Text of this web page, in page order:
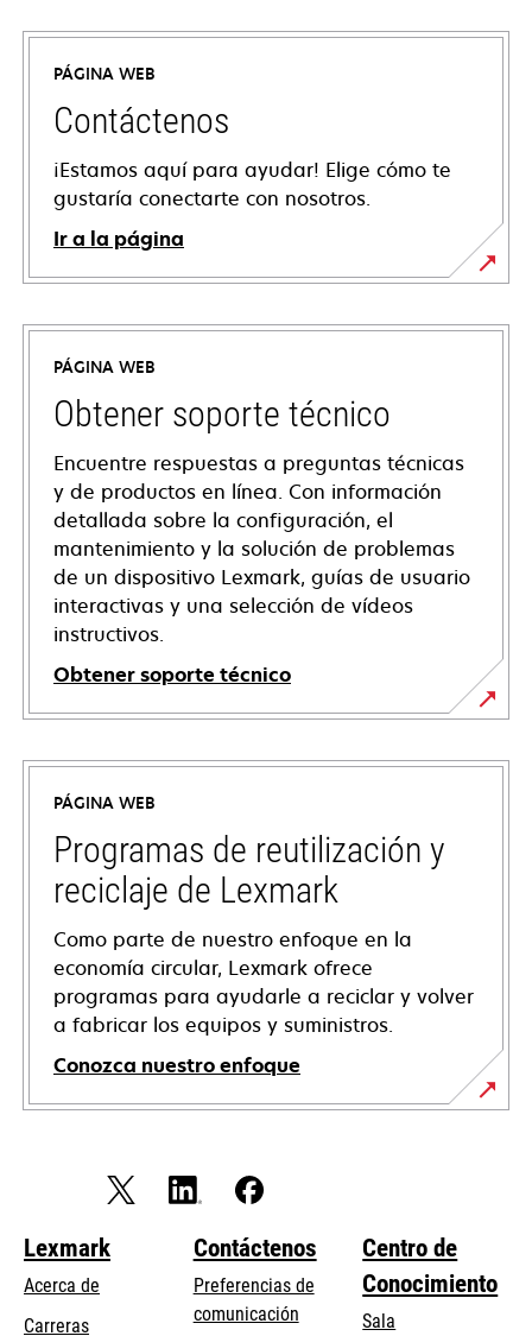
PÁGINA WEB
Contáctenos
¡Estamos aquí para ayudar! Elige cómo te
gustaría conectarte con nosotros.
Ir a la página
PÁGINA WEB
Obtener soporte técnico
Encuentre respuestas a preguntas técnicas
y de productos en línea. Con información
detallada sobre la configuración, el
mantenimiento y la solución de problemas
de un dispositivo Lexmark, guías de usuario
interactivas y una selección de vídeos
instructivos.
Obtener soporte técnico
se
abre
una
pestaña
nueva
PÁGINA WEB
Programas de reutilización y
reciclaje de Lexmark
Como parte de nuestro enfoque en la
economía circular, Lexmark ofrece
programas para ayudarle a reciclar y volver
a fabricar los equipos y suministros.
Conozca nuestro enfoque
Lexmark
Acerca de
Carreras
Contáctenos
Preferencias de
comunicación
Centro de
Conocimiento
Sala